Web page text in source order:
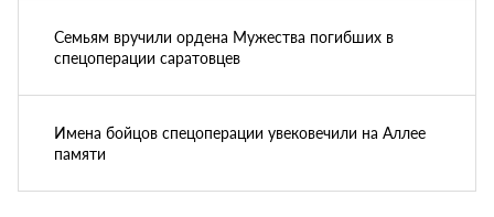
Семьям вручили ордена Мужества погибших в
спецоперации саратовцев
Имена бойцов спецоперации увековечили на Аллее
памяти